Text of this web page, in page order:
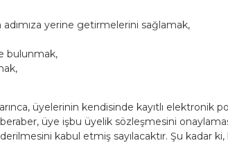
yerine getirmelerini sağlamak,
bulunmak,
üyelerinin kendisinde kayıtlı elektronik
üye işbu üyelik sözleşmesini
kabul etmiş sayılacaktır. Şu kadar ki,